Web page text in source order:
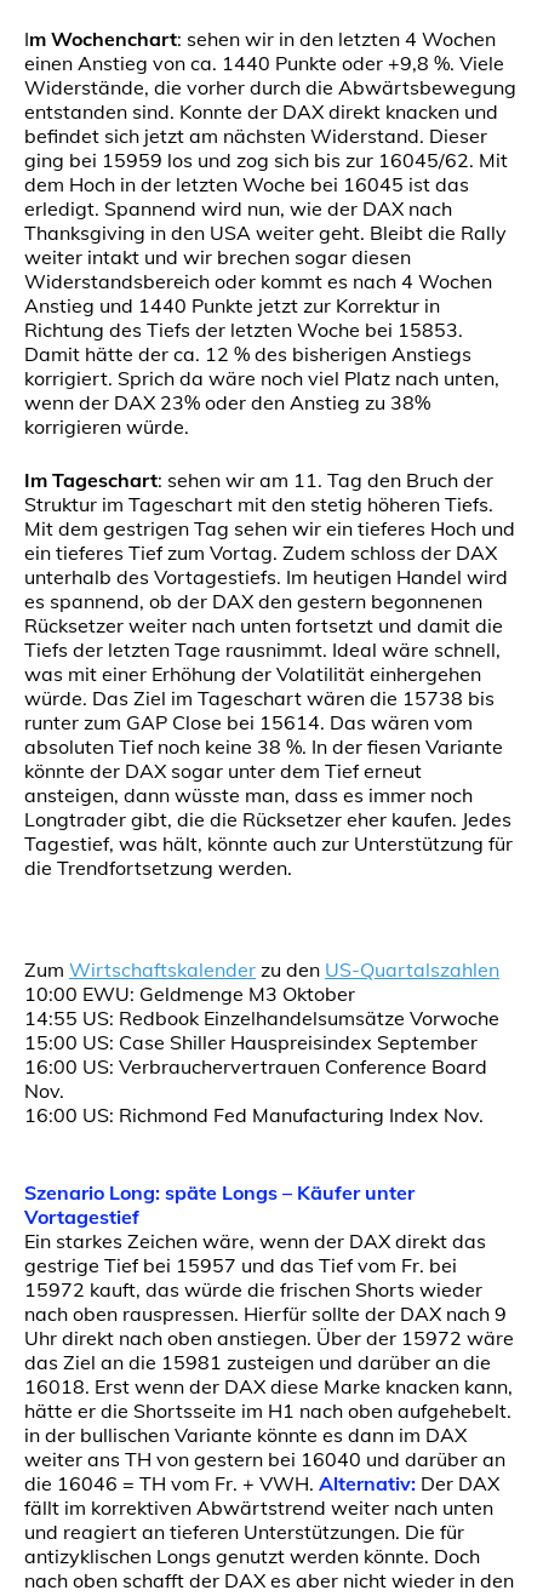
Im Wochenchart: sehen wir in den letzten 4 Wochen
einen Anstieg von ca. 1440 Punkte oder +9,8 %. Viele
Widerstände, die vorher durch die Abwärtsbewegung
entstanden sind. Konnte der DAX direkt knacken und
befindet sich jetzt am nächsten Widerstand. Dieser
ging bei 15959 los und zog sich bis zur 16045/62. Mit
dem Hoch in der letzten Woche bei 16045 ist das
erledigt. Spannend wird nun, wie der DAX nach
Thanksgiving in den USA weiter geht. Bleibt die Rally
weiter intakt und wir brechen sogar diesen
Widerstandsbereich oder kommt es nach 4 Wochen
Anstieg und 1440 Punkte jetzt zur Korrektur in
Richtung des Tiefs der letzten Woche bei 15853.
Damit hätte der ca. 12 % des bisherigen Anstiegs
korrigiert. Sprich da wäre noch viel Platz nach unten,
wenn der DAX 23% oder den Anstieg zu 38%
korrigieren würde.
Im Tageschart: sehen wir am 11. Tag den Bruch der
Struktur im Tageschart mit den stetig höheren Tiefs.
Mit dem gestrigen Tag sehen wir ein tieferes Hoch und
ein tieferes Tief zum Vortag. Zudem schloss der DAX
unterhalb des Vortagestiefs. Im heutigen Handel wird
es spannend, ob der DAX den gestern begonnenen
Rücksetzer weiter nach unten fortsetzt und damit die
Tiefs der letzten Tage rausnimmt. Ideal wäre schnell,
was mit einer Erhöhung der Volatilität einhergehen
würde. Das Ziel im Tageschart wären die 15738 bis
runter zum GAP Close bei 15614. Das wären vom
absoluten Tief noch keine 38 %. In der fiesen Variante
könnte der DAX sogar unter dem Tief erneut
ansteigen, dann wüsste man, dass es immer noch
Longtrader gibt, die die Rücksetzer eher kaufen. Jedes
Tagestief, was hält, könnte auch zur Unterstützung für
die Trendfortsetzung werden.
Zum Wirtschaftskalender zu den US-Quartalszahlen
10:00 EWU: Geldmenge M3 Oktober
14:55 US: Redbook Einzelhandelsumsätze Vorwoche
15:00 US: Case Shiller Hauspreisindex September
16:00 US: Verbrauchervertrauen Conference Board
Nov.
16:00 US: Richmond Fed Manufacturing Index Nov.
Szenario Long: späte Longs – Käufer unter
Vortagestief
Ein starkes Zeichen wäre, wenn der DAX direkt das
gestrige Tief bei 15957 und das Tief vom Fr. bei
15972 kauft, das würde die frischen Shorts wieder
nach oben rauspressen. Hierfür sollte der DAX nach 9
Uhr direkt nach oben anstiegen. Über der 15972 wäre
das Ziel an die 15981 zusteigen und darüber an die
16018. Erst wenn der DAX diese Marke knacken kann,
hätte er die Shortsseite im H1 nach oben aufgehebelt.
in der bullischen Variante könnte es dann im DAX
weiter ans TH von gestern bei 16040 und darüber an
die 16046 = TH vom Fr. + VWH. Alternativ: Der DAX
fällt im korrektiven Abwärtstrend weiter nach unten
und reagiert an tieferen Unterstützungen. Die für
antizyklischen Longs genutzt werden könnte. Doch
nach oben schafft der DAX es aber nicht wieder in den